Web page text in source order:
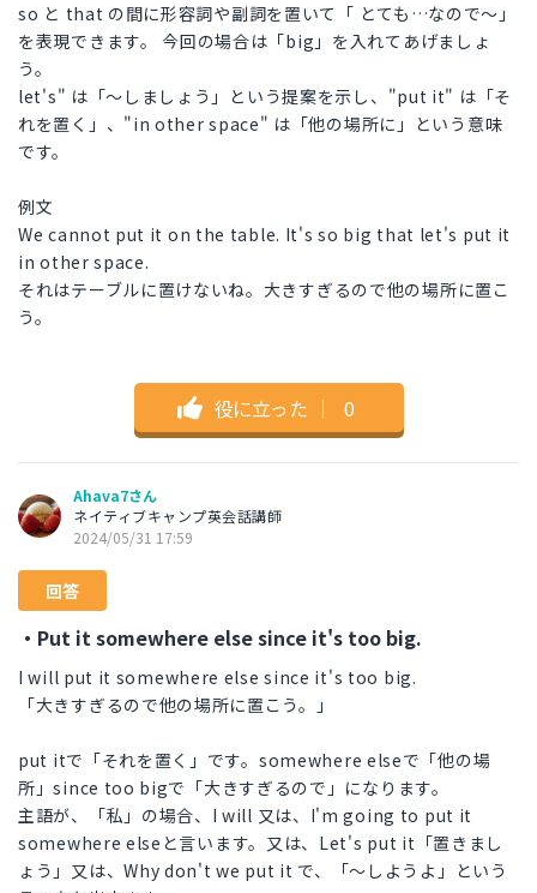
so と that の間に形容詞や副詞を置いて「 とても…なので～」
を表現できます。 今回の場合は「big」を入れてあげましょ
う。
let's" は「～しましょう」という提案を示し、"put it" は「そ
れを置く」、"in other space" は「他の場所に」という意味
です。
例文
We cannot put it on the table. It's so big that let's put it
in other space.
それはテーブルに置けないね。大きすぎるので他の場所に置こ
う。
役に立った ｜ 0
Ahava7さん
ネイティブキャンプ英会話講師
2024/05/31 17:59
回答
・Put it somewhere else since it's too big.
I will put it somewhere else since it's too big.
「大きすぎるので他の場所に置こう。」
put itで「それを置く」です。somewhere elseで「他の場
所」since too bigで「大きすぎるので」になります。
主語が、「私」の場合、I will 又は、I'm going to put it
somewhere elseと言います。又は、Let's put it「置きまし
ょう」又は、Why don't we put it で、「〜しようよ」という